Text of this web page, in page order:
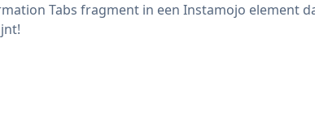
Tabs fragment in een Instamojo element